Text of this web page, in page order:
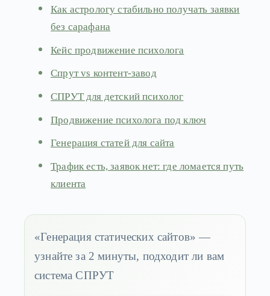
Как астрологу стабильно получать заявки
без сарафана
Кейс продвижение психолога
Спрут vs контент-завод
СПРУТ для детский психолог
Продвижение психолога под ключ
Генерация статей для сайта
Трафик есть, заявок нет: где ломается путь
клиента
«Генерация статических сайтов» —
узнайте за 2 минуты, подходит ли вам
система СПРУТ